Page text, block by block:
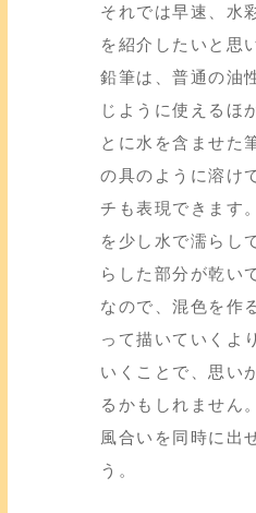
それでは早速、水
を紹介したいと思
鉛筆は、普通の油
じように使えるほ
とに水を含ませた
の具のように溶け
チも表現できます
を少し水で濡らし
らした部分が乾い
なので、混色を作
って描いていくよ
いくことで、思い
るかもしれません
風合いを同時に出
う。